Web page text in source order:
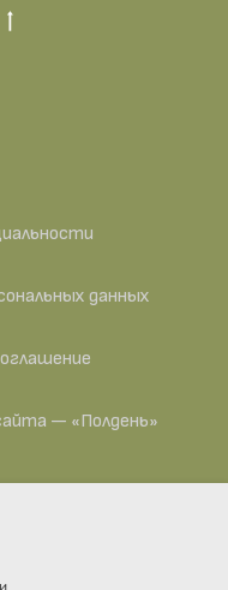
данных
— «Полдень»
— действующее
ОГРНИП